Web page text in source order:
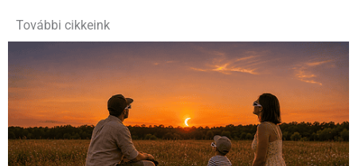
További cikkeink